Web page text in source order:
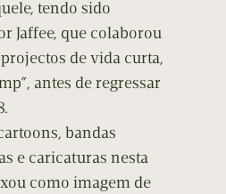
tendo sido
Jaffee, que colaborou
de vida curta,
antes de regressar
bandas
e caricaturas nesta
como imagem de